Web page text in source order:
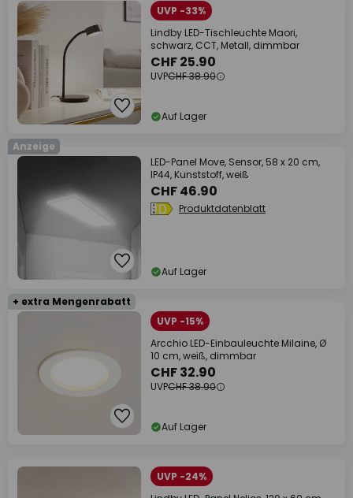
UVP -33%
Lindby LED-Tischleuchte Maori,
schwarz, CCT, Metall, dimmbar
CHF 25.90
UVPCHF 38.90
Auf Lager
Anzeige
LED-Panel Move, Sensor, 58 x 20 cm,
IP44, Kunststoff, weiß
CHF 46.90
Produktdatenblatt
Auf Lager
+ extra Mengenrabatt
UVP -15%
Arcchio LED-Einbauleuchte Milaine, Ø
10 cm, weiß, dimmbar
CHF 32.90
UVPCHF 38.90
Auf Lager
UVP -24%